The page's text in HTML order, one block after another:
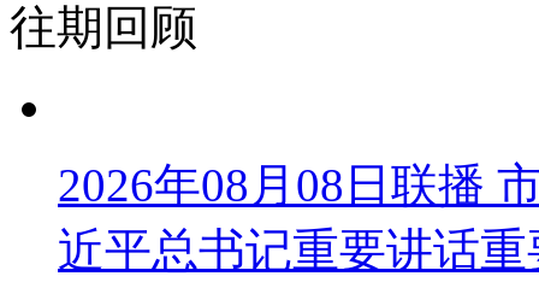
往期回顾
2026年08月08日联播
近平总书记重要讲话